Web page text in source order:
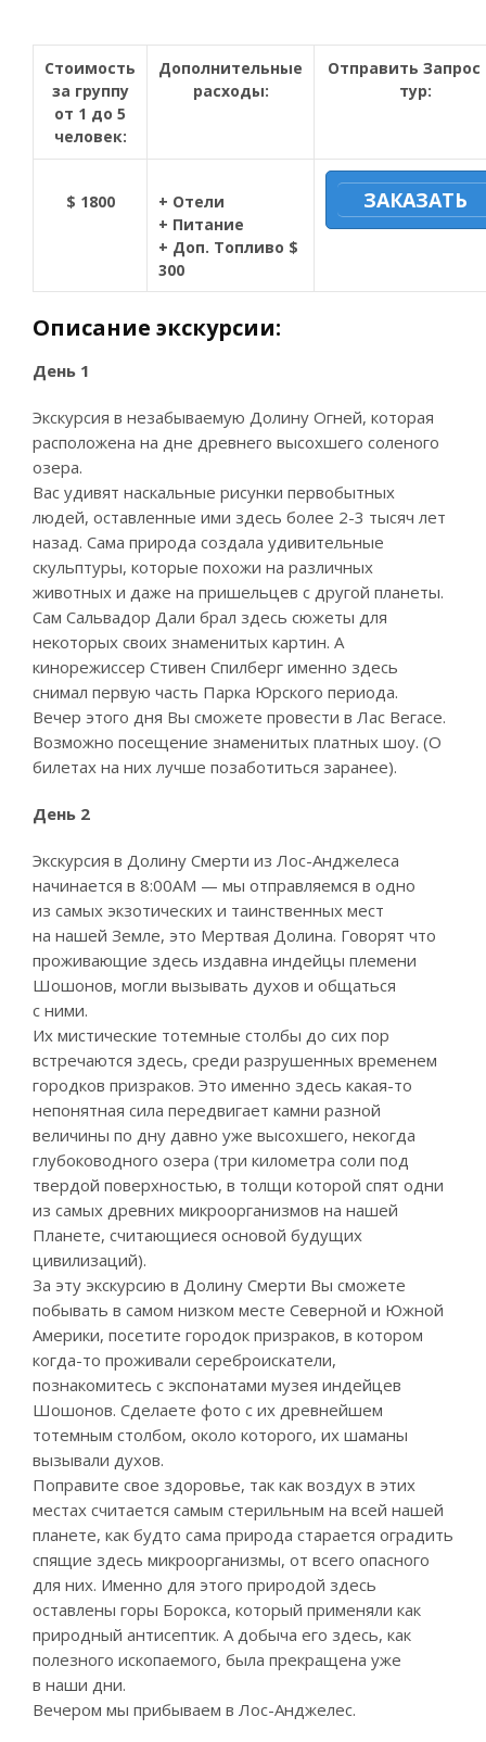
Стоимость
за группу
от 1 до 5
человек:
Дополнительные
расходы:
Отправить Запрос
тур:
$ 1800
+ Отели
+ Питание
+ Доп. Топливо $
300
ЗАКАЗАТЬ
Описание экскурсии:
День 1
Экскурсия в незабываемую Долину Огней, которая
расположена на дне древнего высохшего соленого
озера.
Вас удивят наскальные рисунки первобытных
людей, оставленные ими здесь более 2-3 тысяч лет
назад. Сама природа создала удивительные
скульптуры, которые похожи на различных
животных и даже на пришельцев с другой планеты.
Сам Сальвадор Дали брал здесь сюжеты для
некоторых своих знаменитых картин. А
кинорежиссер Стивен Спилберг именно здесь
снимал первую часть Парка Юрского периода.
Вечер этого дня Вы сможете провести в Лас Вегасе.
Возможно посещение знаменитых платных шоу. (О
билетах на них лучше позаботиться заранее).
День 2
Экскурсия в Долину Смерти из Лос-Анджелеса
начинается в 8:00АМ — мы отправляемся в одно
из самых экзотических и таинственных мест
на нашей Земле, это Мертвая Долина. Говорят что
проживающие здесь издавна индейцы племени
Шошонов, могли вызывать духов и общаться
с ними.
Их мистические тотемные столбы до сих пор
встречаются здесь, среди разрушенных временем
городков призраков. Это именно здесь какая-то
непонятная сила передвигает камни разной
величины по дну давно уже высохшего, некогда
глубоководного озера (три километра соли под
твердой поверхностью, в толщи которой спят одни
из самых древних микроорганизмов на нашей
Планете, считающиеся основой будущих
цивилизаций).
За эту экскурсию в Долину Смерти Вы сможете
побывать в самом низком месте Северной и Южной
Америки, посетите городок призраков, в котором
когда-то проживали сереброискатели,
познакомитесь с экспонатами музея индейцев
Шошонов. Сделаете фото с их древнейшем
тотемным столбом, около которого, их шаманы
вызывали духов.
Поправите свое здоровье, так как воздух в этих
местах считается самым стерильным на всей нашей
планете, как будто сама природа старается оградить
спящие здесь микроорганизмы, от всего опасного
для них. Именно для этого природой здесь
оставлены горы Борокса, который применяли как
природный антисептик. А добыча его здесь, как
полезного ископаемого, была прекращена уже
в наши дни.
Вечером мы прибываем в Лос-Анджелес.